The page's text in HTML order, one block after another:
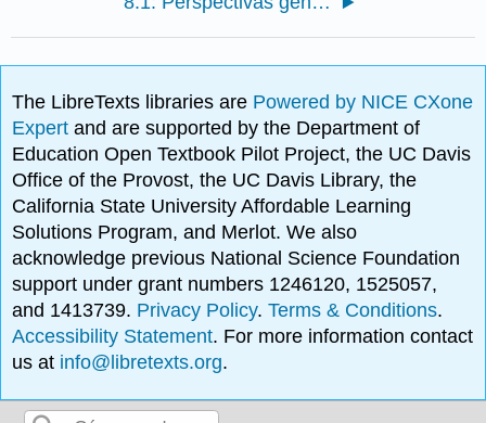
The LibreTexts libraries are Powered by NICE CXone
Expertand are supported by the Department of
Education Open Textbook Pilot Project, the UC Davis
Office of the Provost, the UC Davis Library, the
California State University Affordable Learning
Solutions Program, and Merlot. We also
acknowledge previous National Science Foundation
support under grant numbers 1246120, 1525057,
and 1413739. Privacy Policy.Terms & Conditions.
Accessibility Statement. For more information contact
us at info@libretexts.org.